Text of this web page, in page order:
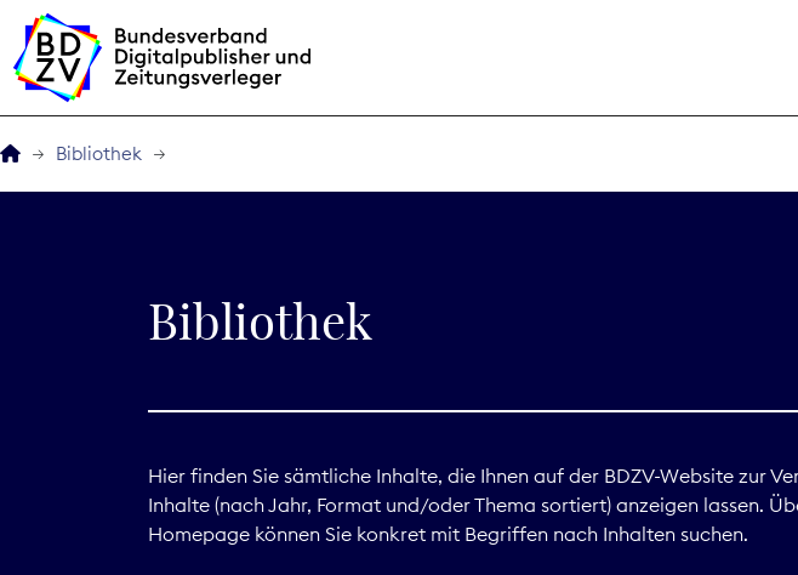
BDZVplus GmbH
Service
Bibliothek
Bibliothek
Hier finden Sie sämtliche Inhalte, die Ihnen auf der BDZV-Website zur
Inhalte (nach Jahr, Format und/oder Thema sortiert) anzeigen lassen.
Homepage können Sie konkret mit Begriffen nach Inhalten suchen.